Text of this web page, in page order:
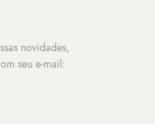
novidades,
seu e-mail: